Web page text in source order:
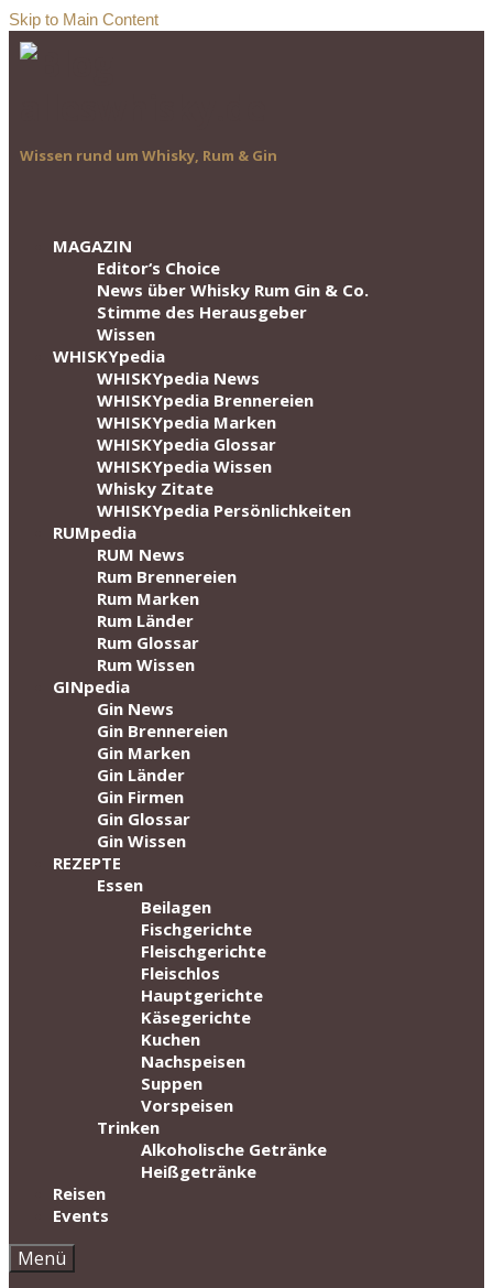
Skip to Main Content
Wissen rund um Whisky, Rum & Gin
MAGAZIN
Editor‘s Choice
News über Whisky Rum Gin & Co.
Stimme des Herausgeber
Wissen
WHISKYpedia
WHISKYpedia News
WHISKYpedia Brennereien
WHISKYpedia Marken
WHISKYpedia Glossar
WHISKYpedia Wissen
Whisky Zitate
WHISKYpedia Persönlichkeiten
RUMpedia
RUM News
Rum Brennereien
Rum Marken
Rum Länder
Rum Glossar
Rum Wissen
GINpedia
Gin News
Gin Brennereien
Gin Marken
Gin Länder
Gin Firmen
Gin Glossar
Gin Wissen
REZEPTE
Essen
Beilagen
Fischgerichte
Fleischgerichte
Fleischlos
Hauptgerichte
Käsegerichte
Kuchen
Nachspeisen
Suppen
Vorspeisen
Trinken
Alkoholische Getränke
Heißgetränke
Reisen
Events
Menü